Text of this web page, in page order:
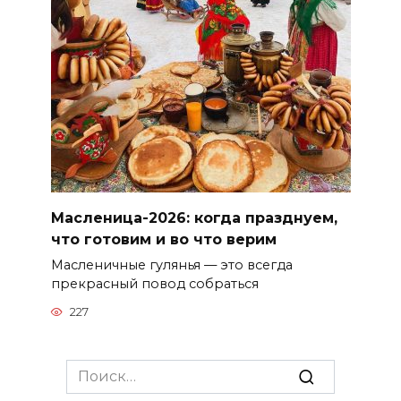
Масленица-2026: когда празднуем,
что готовим и во что верим
Масленичные гулянья — это всегда
прекрасный повод собраться
227
Search
for: